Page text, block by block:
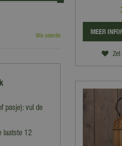
Zet
MEER
Wis selectie
pasje): vul de
laatste 12